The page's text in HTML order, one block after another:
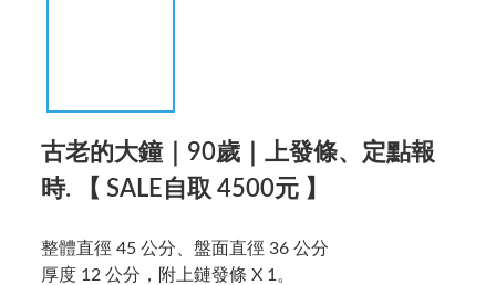
古老的大鐘｜90歲｜上發條、定點報
時. 【 SALE自取 4500元 】
整體直徑 45 公分、盤面直徑 36 公分
厚度 12 公分，附上鏈發條 X 1。